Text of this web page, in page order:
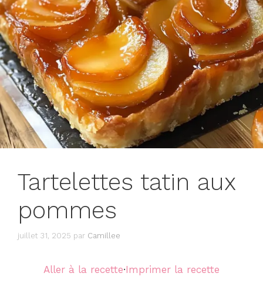
Tartelettes tatin aux
pommes
juillet 31, 2025 par Camillee
Aller à la recette·Imprimer la recette